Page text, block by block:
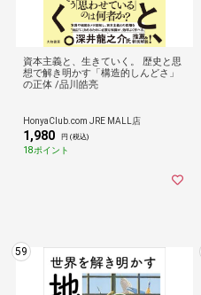
資本主義と、生きていく。 歴史と思
想で解き明かす「構造的しんどさ」
の正体 /品川皓亮
HonyaClub.com JRE MALL店
1,980 円 (税込)
18ポイント
59